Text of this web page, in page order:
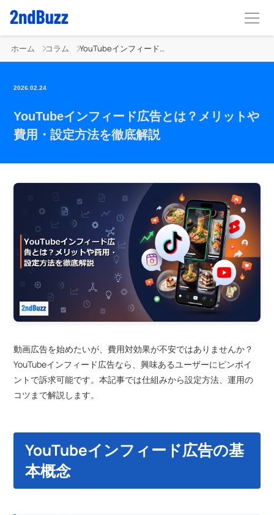
ホーム コラム YouTubeインフィード広告とは？メリットや費用・設定方法を徹底解説
2026.02.24
YouTubeインフィード広告とは？メリットや
費用・設定方法を徹底解説
動画広告を始めたいが、費用対効果が不安ではありませんか？
YouTubeインフィード広告なら、興味あるユーザーにピンポイ
ントで訴求可能です。本記事では仕組みから設定方法、運用の
コツまで解説します。
YouTubeインフィード広告の基
本概念